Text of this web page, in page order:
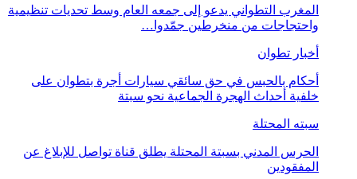
المغرب التطواني يدعو إلى جمعه العام وسط تحديات تنظيمية
واحتجاجات من منخرطين جمّدوا…
أخبار تطوان
أحكام بالحبس في حق سائقي سيارات أجرة بتطوان على
خلفية أحداث الهجرة الجماعية نحو سبتة
سبته المحتلة
الحرس المدني بسبتة المحتلة يطلق قناة تواصل للإبلاغ عن
المفقودين